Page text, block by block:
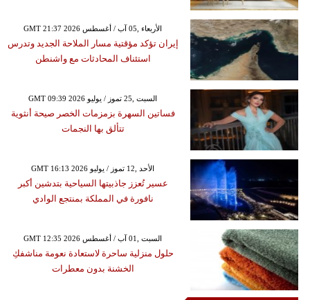
GMT 21:37 2026 الأربعاء ,05 آب / أغسطس
إيران تؤكد مؤقتية مسار الملاحة الجديد وتدرس
استئناف المحادثات مع واشنطن
GMT 09:39 2026 السبت ,25 تموز / يوليو
فساتين السهرة بزمزمات الخصر صيحة أنثوية
تتألق بها النجمات
GMT 16:13 2026 الأحد ,12 تموز / يوليو
عسير تُعزز جاذبيتها السياحية بتدشين أكبر
نافورة في المملكة بمنتجع الوادي
GMT 12:35 2026 السبت ,01 آب / أغسطس
حلول منزلية ساحرة لاستعادة نعومة مناشفكِ
الخشنة بدون معطرات